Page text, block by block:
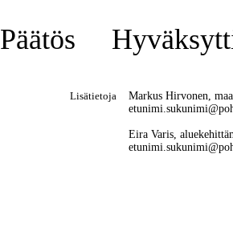
Päätös
Lisätietoja
Markus Hirvonen,
Eira Varis,